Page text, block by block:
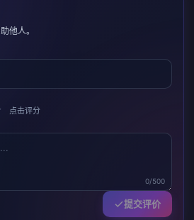
他人。
点击评分
0/500
提交评价